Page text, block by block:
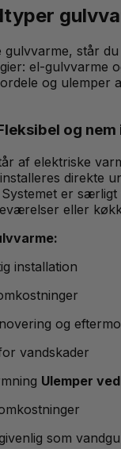
står du
el-gulvvarme
og ulemper
og
af elektriske
direkte
er særligt
eller
installation
og
vandskader
Ulemper
som